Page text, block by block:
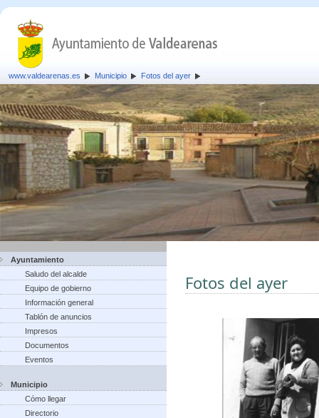
www.valdearenas.es Municipio Fotos del ayer
Ayuntamiento
Saludo del alcalde
Equipo de gobierno
Información general
Tablón de anuncios
Impresos
Documentos
Eventos
Municipio
Cómo llegar
Directorio
Fotos del ayer